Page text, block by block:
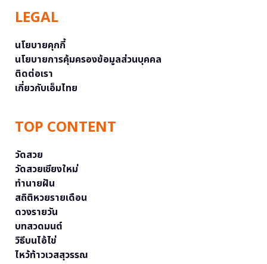
LEGAL
นโยบายคุกกี้
นโยบายการคุ้มครองข้อมูลส่วนบุคคล
ติดต่อเรา
เกี่ยวกับเอ็มไทย
TOP CONTENT
วัดสวย
วัดสวยเชียงใหม่
ทำนายฝัน
สถิติหวยรายเดือน
ดวงรายวัน
บทสวดมนต์
วิธีบนไอ้ไข่
ไหว้ท้าวเวสสุวรรณ